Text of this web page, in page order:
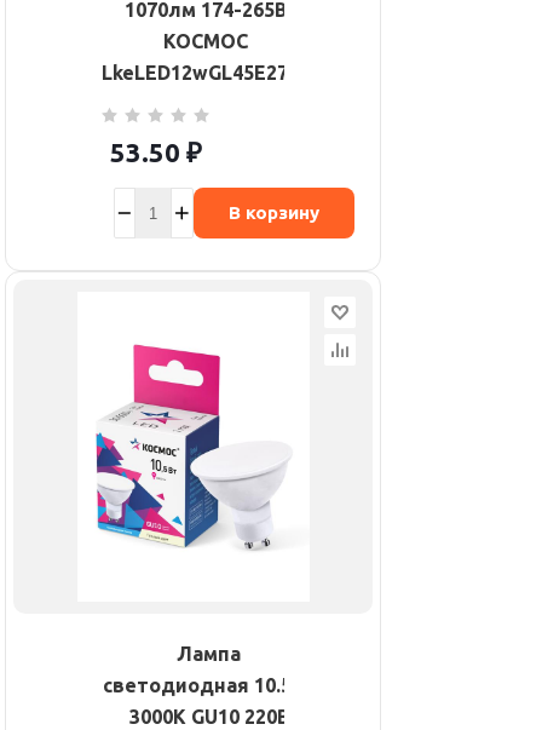
1070лм 174-265В
КОСМОС
LkeLED12wGL45E2730
53.50 ₽
В корзину
Лампа
светодиодная 10.5Вт
3000К GU10 220В